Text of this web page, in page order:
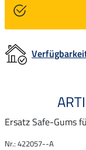
Ersatz Safe-Gums
Nr.: 422057--A